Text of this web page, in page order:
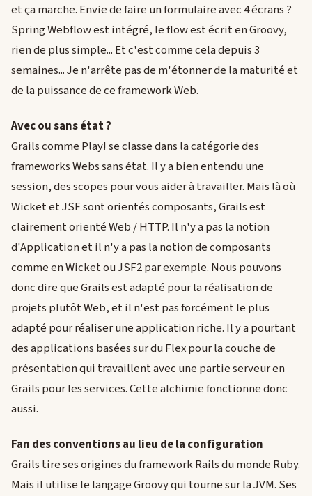
et ça marche. Envie de faire un formulaire avec 4 écrans ?
Spring Webflow est intégré, le flow est écrit en Groovy,
rien de plus simple... Et c'est comme cela depuis 3
semaines... Je n'arrête pas de m'étonner de la maturité et
de la puissance de ce framework Web.
Avec ou sans état ?
Grails comme Play! se classe dans la catégorie des
frameworks Webs sans état. Il y a bien entendu une
session, des scopes pour vous aider à travailler. Mais là où
Wicket et JSF sont orientés composants, Grails est
clairement orienté Web / HTTP. Il n'y a pas la notion
d'Application et il n'y a pas la notion de composants
comme en Wicket ou JSF2 par exemple. Nous pouvons
donc dire que Grails est adapté pour la réalisation de
projets plutôt Web, et il n'est pas forcément le plus
adapté pour réaliser une application riche. Il y a pourtant
des applications basées sur du Flex pour la couche de
présentation qui travaillent avec une partie serveur en
Grails pour les services. Cette alchimie fonctionne donc
aussi.
Fan des conventions au lieu de la configuration
Grails tire ses origines du framework Rails du monde Ruby.
Mais il utilise le langage Groovy qui tourne sur la JVM. Ses